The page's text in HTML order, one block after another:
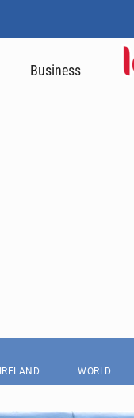
Business
IRELAND WORLD